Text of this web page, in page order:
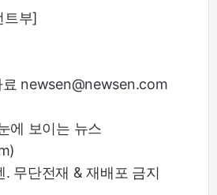
트부]
료 newsen@newsen.com
에 보이는 뉴스
무단전재 & 재배포 금지